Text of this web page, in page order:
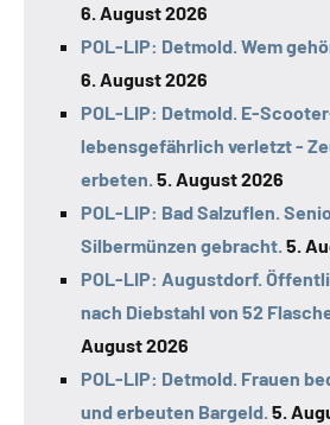
6. August 2026
POL-LIP: Detmold. Wem
6. August 2026
POL-LIP: Detmold. E-
lebensgefährlich verletzt -
erbeten. 5. August 2026
POL-LIP: Bad Salzuflen.
Silbermünzen gebracht. 5.
POL-LIP: Augustdorf.
nach Diebstahl von 52
August 2026
POL-LIP: Detmold. Frauen
und erbeuten Bargeld. 5.